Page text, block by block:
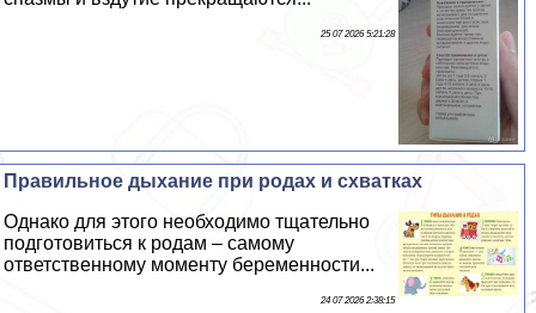
25 07 2026 5:21:28
Правильное дыхание при родах и схватках
Однако для этого необходимо тщательно
подготовиться к родам – самому
ответственному моменту беременности...
24 07 2026 2:38:15